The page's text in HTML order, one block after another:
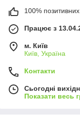
100% позитивних
Працює з
м. Київ
Київ, Україна
Контакти
Сьогодні
Показати весь